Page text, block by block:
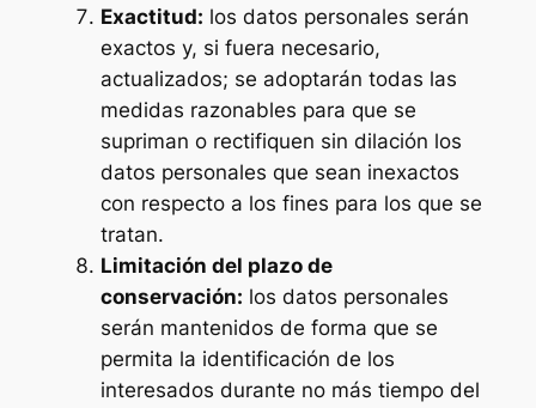
Exactitud: los datos personales serán
exactos y, si fuera necesario,
actualizados; se adoptarán todas las
medidas razonables para que se
supriman o rectifiquen sin dilación los
datos personales que sean inexactos
con respecto a los fines para los que se
tratan.
Limitación del plazo de
conservación: los datos personales
serán mantenidos de forma que se
permita la identificación de los
interesados durante no más tiempo del